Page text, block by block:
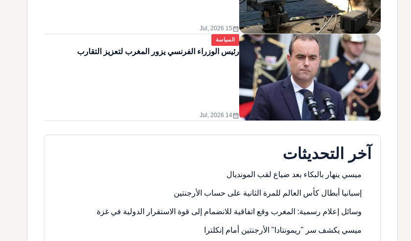
calendar_month
15 Jul, 2026
السياسة
رئيس الوزراء الفرنسي يزور المغرب لتعزيز التقارب
calendar_month
14 Jul, 2026
آخر التحديثات
ميسي ينهار بالبكاء بعد ضياع لقب المونديال
إسبانيا أبطال كأس العالم للمرة الثانية على حساب الأرجنتين
وسائل إعلام رسمية: المغرب وقع اتفاقية للانضمام إلى قوة الاستقرار الدولية في غزة
ميسي يكشف سر "ريمونتادا" الأرجنتين أمام إنكلترا